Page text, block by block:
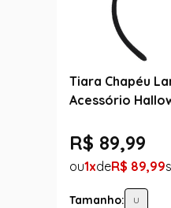
Tiara Chapéu
Acessório
R$ 89,99
1 R$ 89,99
Tamanho: U